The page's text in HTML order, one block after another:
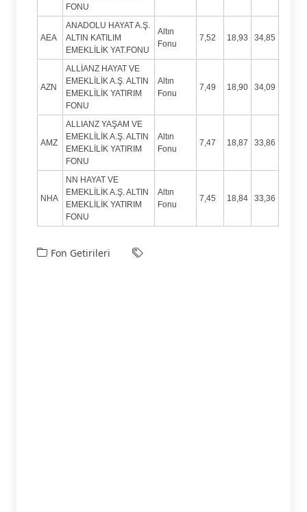
FONU
AEA
ANADOLU HAYAT A.Ş.
ALTIN KATILIM
EMEKLİLİK YAT.FONU
Altın
Fonu
7,52 18,93 34,85
AZN
ALLİANZ HAYAT VE
EMEKLİLİK A.Ş. ALTIN
EMEKLİLİK YATIRIM
FONU
Altın
Fonu
7,49 18,90 34,09
AMZ
ALLIANZ YAŞAM VE
EMEKLİLİK A.Ş. ALTIN
EMEKLİLİK YATIRIM
FONU
Altın
Fonu
7,47 18,87 33,86
NHA
NN HAYAT VE
EMEKLİLİK A.Ş. ALTIN
EMEKLİLİK YATIRIM
FONU
Altın
Fonu
7,45 18,84 33,36
Fon Getirileri